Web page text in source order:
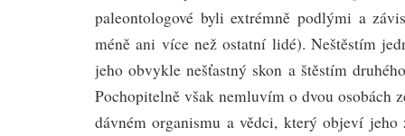
paleontologové byli extrémně podlými a
méně ani více než ostatní lidé). Neštěstím
jeho obvykle nešťastný skon a štěstím
Pochopitelně však nemluvím o dvou osobách
dávném organismu a vědci, který objeví jeho